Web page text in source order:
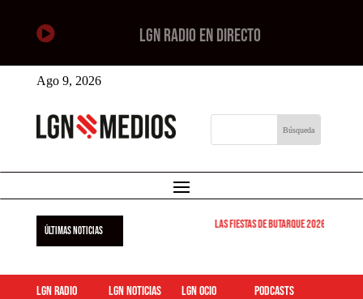
 LGN RADIO EN DIRECTO
Ago 9, 2026
ÚLTIMAS NOTICIAS Las Fiestas de Butarque 2026 arrancan
LGN Radio LGN Noticias LGN ocio podcasts